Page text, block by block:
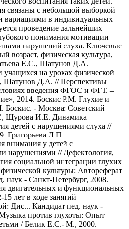
связаны с небольшой выборкой
вариациями в индивидуальных
проведение дальнейших
понимания мотивации
нарушений слуха. Ключевые
возраст, физическая культура,
Е.С., Шатунов Д.А.
на уроках физической
Шатунов Д.А. // Перспективы
введения ФГОС и ФГТ. –
2014. Боскис Р.M. Глухие и
Боскис. - Москва: Советский
Щурова И.E. Динамика
детей с нарушениями слуха //
Григорьева Л.П.
внимания у детей с
нарушениями // Дефектология,
социальной интеграции глухих
культуры: Автореферат
наук - Санкт-Петербург, 2008.
двигательных и функциональных
лет в ходе занятий
Дис... Кандидат пед. наук -
против глухоты: Опыт
/ Белик E.С.- М., 2000.